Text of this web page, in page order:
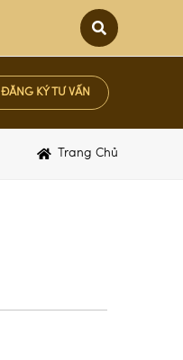
ĐĂNG KÝ TƯ VẤN
Trang Chủ